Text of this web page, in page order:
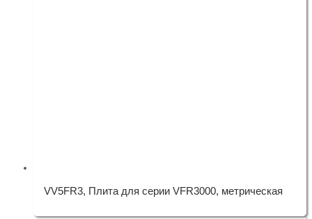
VV5FR3, Плита для серии VFR3000, метрическая